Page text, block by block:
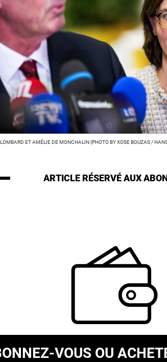
ET AMÉLIE DE MONCHALIN (PHOTO BY XOSE BOUZAS /
ARTICLE RÉSERVÉAUX
VOUS OU